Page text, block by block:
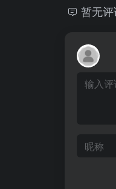
暂无评